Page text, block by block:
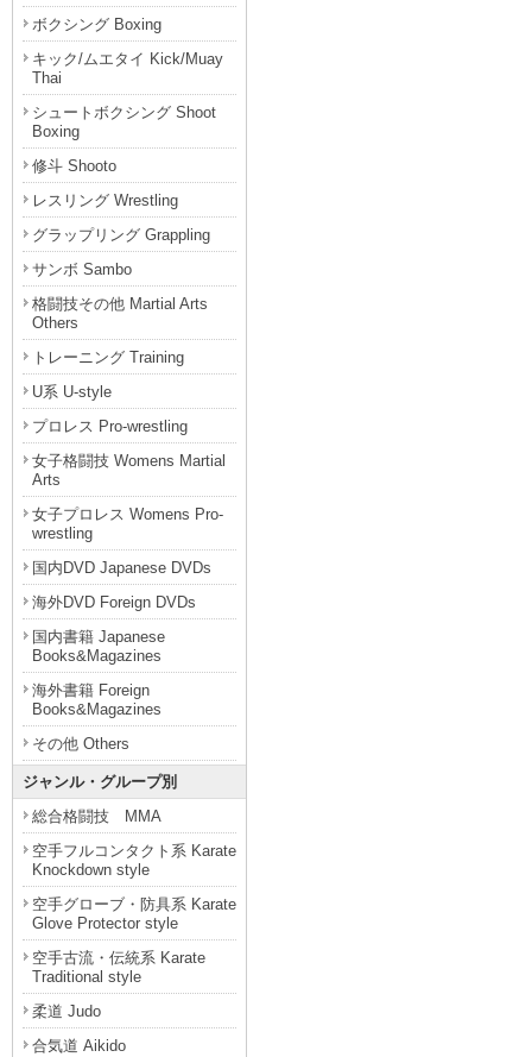
ボクシング Boxing
キック/ムエタイ Kick/Muay
Thai
シュートボクシング Shoot
Boxing
修斗 Shooto
レスリング Wrestling
グラップリング Grappling
サンボ Sambo
格闘技その他 Martial Arts
Others
トレーニング Training
U系 U-style
プロレス Pro-wrestling
女子格闘技 Womens Martial
Arts
女子プロレス Womens Pro-
wrestling
国内DVD Japanese DVDs
海外DVD Foreign DVDs
国内書籍 Japanese
Books&Magazines
海外書籍 Foreign
Books&Magazines
その他 Others
ジャンル・グループ別
総合格闘技 MMA
空手フルコンタクト系 Karate
Knockdown style
空手グローブ・防具系 Karate
Glove Protector style
空手古流・伝統系 Karate
Traditional style
柔道 Judo
合気道 Aikido